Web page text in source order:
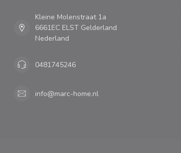
Kleine Molenstraat 1a
6661EC ELST Gelderland
Nederland
0481745246
info@marc-home.nl